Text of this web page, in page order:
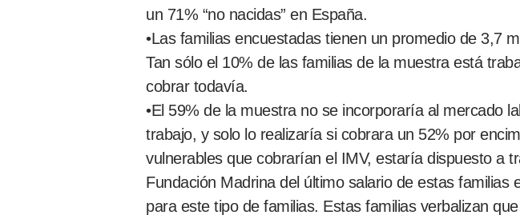
un 71% “no nacidas” en España.
•Las familias encuestadas tienen un promedio de 3,7
Tan sólo el 10% de las familias de la muestra está
cobrar todavía.
•El 59% de la muestra no se incorporaría al mercado
trabajo, y solo lo realizaría si cobrara un 52% por
vulnerables que cobrarían el IMV, estaría dispuesto a
Fundación Madrina del último salario de estas
para este tipo de familias. Estas familias verbalizan